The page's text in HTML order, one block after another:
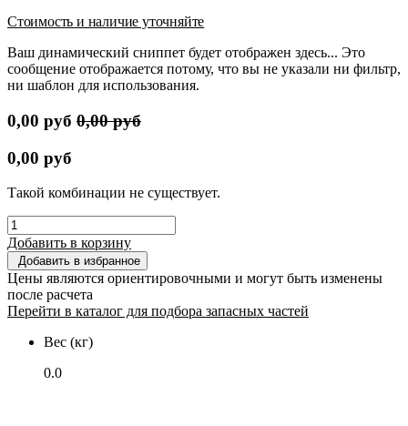
Стоимость и наличие уточняйте
Ваш динамический сниппет будет отображен здесь... Это
сообщение отображается потому, что вы не указали ни фильтр,
ни шаблон для использования.
0,00 руб 0,00руб
0,00 руб
Такой комбинации не существует.
Добавить в корзину
Добавить в избранное
Цены являются ориентировочными и могут быть изменены
после расчета
Перейти в каталог для подбора запасных частей
Вес (кг)
0.0